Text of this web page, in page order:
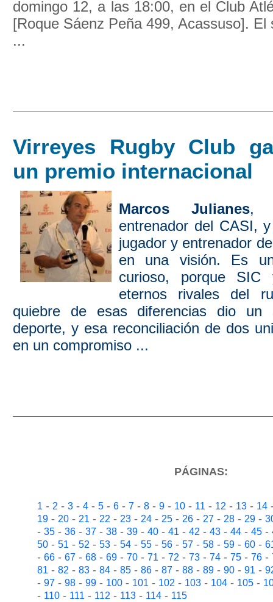
domingo 12, a las 18:00, en el Club
[Roque Sáenz Peña 499, Acassuso]. El
...
Virreyes Rugby Club
un premio internacional
Marcos Julianes,
entrenador del CASI,
jugador y entrenador
en una visión. Es
curioso, porque
eternos rivales del
quiebre de esas diferencias dio un
deporte, y esa reconciliación de dos
en un compromiso ...
PÁGINAS:
1- 2- 3- 4- 5- 6- 7- 8- 9- 10- 11- 12- 13- 14
19- 20- 21- 22- 23- 24- 25- 26- 27- 28- 29-
- 35- 36- 37- 38- 39- 40- 41- 42- 43- 44- 45-
50- 51- 52- 53- 54- 55- 56- 57- 58- 59- 60-
- 66- 67- 68- 69- 70- 71- 72- 73- 74- 75- 76-
81- 82- 83- 84- 85- 86- 87- 88- 89- 90- 91-
- 97- 98- 99- 100- 101- 102- 103- 104- 105-
- 110- 111- 112- 113- 114- 115